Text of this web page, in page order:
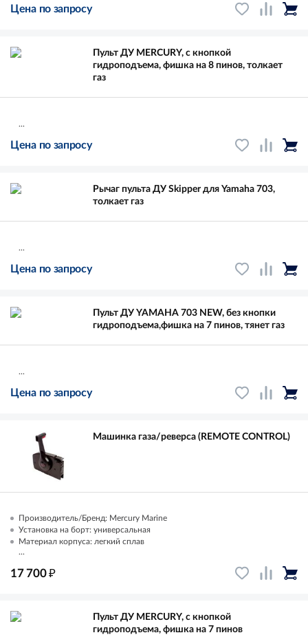
Цена по запросу
Пульт ДУ MERCURY, с кнопкой
гидроподъема, фишка на 8 пинов, толкает
газ
...
Цена по запросу
Рычаг пульта ДУ Skipper для Yamaha 703,
толкает газ
...
Цена по запросу
Пульт ДУ YAMAHA 703 NEW, без кнопки
гидроподъема,фишка на 7 пинов, тянет газ
...
Цена по запросу
Машинка газа/реверса (REMOTE CONTROL)
Производитель/Бренд: Mercury Marine
Установка на борт: универсальная
Материал корпуса: легкий сплав
...
17 700₽
Пульт ДУ MERCURY, с кнопкой
гидроподъема, фишка на 7 пинов